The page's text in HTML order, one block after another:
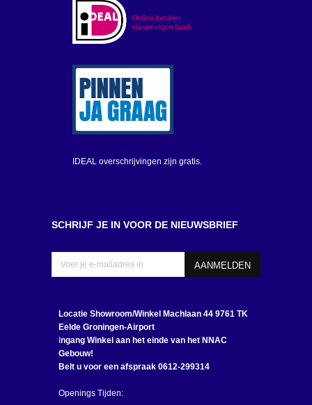
IDEAL overschrijvingen zijn gratis.
SCHRIJF JE IN VOOR DE NIEUWSBRIEF
Locatie Showroom/Winkel Machlaan 44 9761 TK
Eelde Groningen-Airport
ngang Winkel aan het einde van het NNAC
Gebouw!
Belt u voor een afspraak 0612-299314
Openings Tijden: